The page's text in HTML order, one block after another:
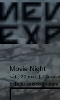
Movie Night
sáb, 22 mar
  |
pide tu selección para